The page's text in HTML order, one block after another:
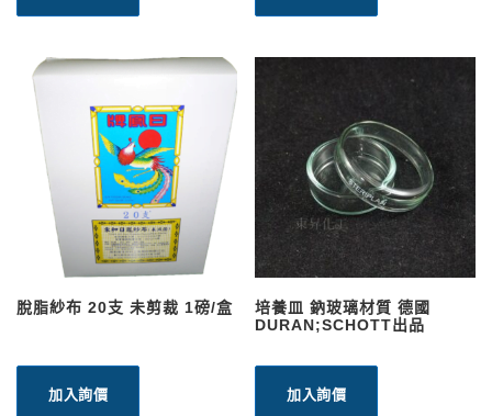
脫脂紗布 20支 未剪裁 1磅/盒
加入詢價
培養皿 鈉玻璃材質 德國
DURAN;SCHOTT出品
加入詢價